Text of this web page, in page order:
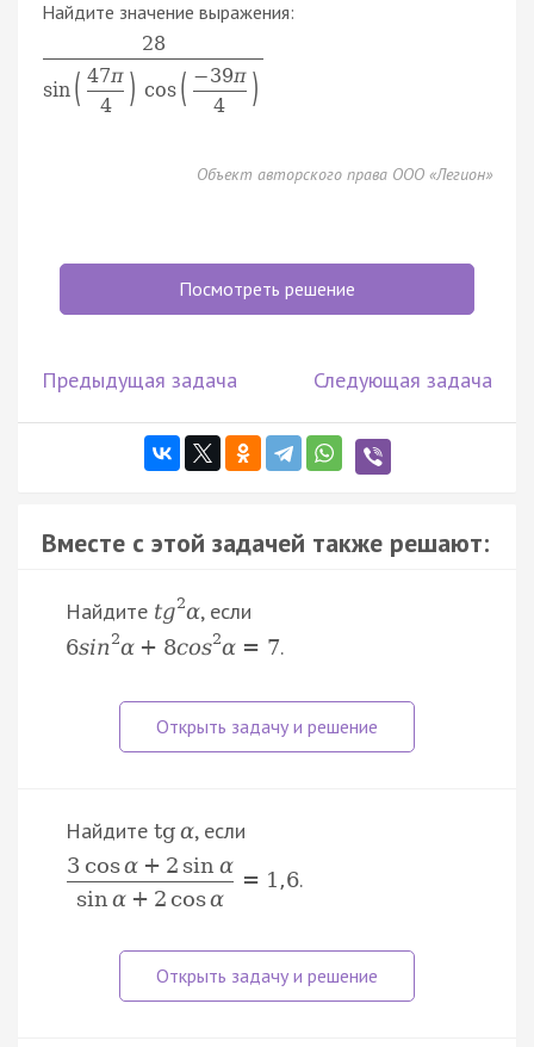
Найдите значение выражения:
28
sin ( 47π
4
) cos ( −39π
4
)
Объект авторского права ООО «Легион»
Посмотреть решение
Предыдущая задача Следующая задача
Вместе с этой задачей также решают:
Найдите tg2α, если
6sin 2α + 8cos2α = 7.
Найдите tgα, если
3 cosα + 2 sin α
sin α + 2 cosα
= 1 ,6.